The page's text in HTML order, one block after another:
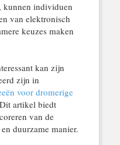
kunnen individuen
van elektronisch
keuzes maken
kan zijn
zijn in
voor dromerige
artikel biedt
van de
duurzame manier.